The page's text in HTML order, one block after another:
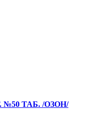
ТАБ. /ОЗОН/